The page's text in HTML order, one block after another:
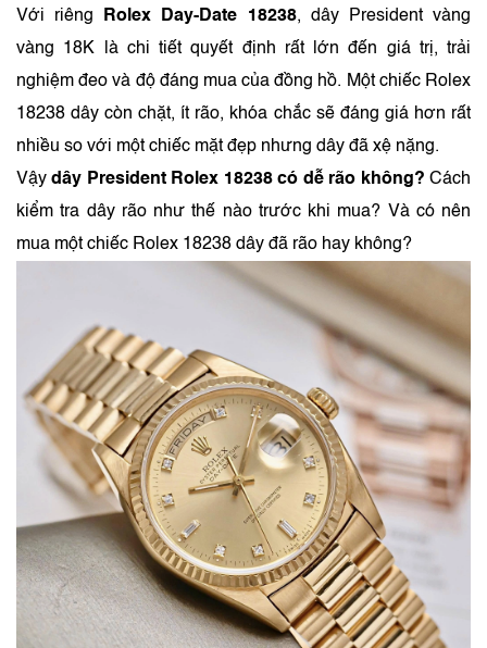
Với riêng
Rolex Day-Date 18238, dây President vàng
vàng 18K là chi tiết quyết định rất lớn đến giá trị, trải
nghiệm đeo và độ đáng mua của đồng hồ. Một chiếc Rolex
18238 dây còn chặt, ít rão, khóa chắc sẽ đáng giá hơn rất
nhiều so với một chiếc mặt đẹp nhưng dây đã xệ nặng.
Vậydây President Rolex 18238 có dễ rão không? Cách
kiểm tra dây rão như thế nào trước khi mua? Và có nên
mua một chiếc Rolex 18238 dây đã rão hay không?